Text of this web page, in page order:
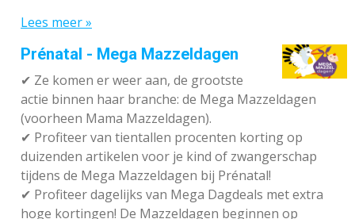
Lees meer »
Prénatal - Mega Mazzeldagen
✔ Ze komen er weer aan, de grootste
actie binnen haar branche: de Mega Mazzeldagen
(voorheen Mama Mazzeldagen).
✔ Profiteer van tientallen procenten korting op
duizenden artikelen voor je kind of zwangerschap
tijdens de Mega Mazzeldagen bij Prénatal!
✔ Profiteer dagelijks van Mega Dagdeals met extra
hoge kortingen! De Mazzeldagen beginnen op